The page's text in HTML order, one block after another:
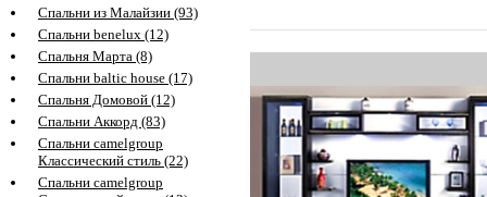
Спальни из Малайзии (93)
Спальни benelux (12)
Спальня Марта (8)
Спальни baltic house (17)
Спальня Домовой (12)
Спальни Аккорд (83)
Спальни camelgroup
Классический стиль (22)
Спальни camelgroup